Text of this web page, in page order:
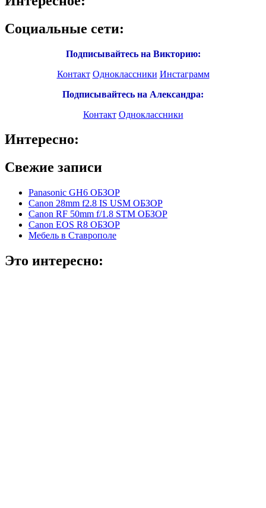
Социальные сети:
Подписывайтесь на Викторию:
Контакт Одноклассники Инстаграмм
Подписывайтесь на Александра:
Контакт Одноклассники
Интересно:
Свежие записи
Panasonic GH6 ОБЗОР
Canon 28mm f2.8 IS USM ОБЗОР
Canon RF 50mm f/1.8 STM ОБЗОР
Canon EOS R8 ОБЗОР
Мебель в Ставрополе
Это интересно: